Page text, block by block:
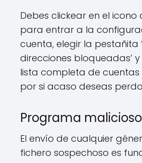
Debes clickear en el icono
para entrar a la
cuenta, elegir la pestañita
direcciones bloqueadas’
lista completa de
por si acaso deseas
Programa malicioso
El envío de cualquier
fichero sospechoso es